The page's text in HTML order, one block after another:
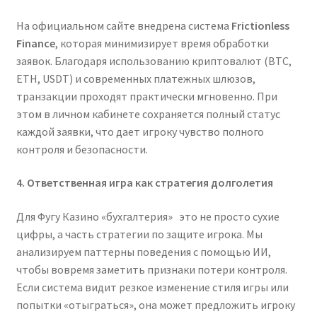
На официальном сайте внедрена система Frictionless
Finance, которая минимизирует время обработки
заявок. Благодаря использованию криптовалют (BTC,
ETH, USDT) и современных платежных шлюзов,
транзакции проходят практически мгновенно. При
этом в личном кабинете сохраняется полный статус
каждой заявки, что дает игроку чувство полного
контроля и безопасности.
4. Ответственная игра как стратегия долголетия
Для Фугу Казино «бухгалтерия» это не просто сухие
цифры, а часть стратегии по защите игрока. Мы
анализируем паттерны поведения с помощью ИИ,
чтобы вовремя заметить признаки потери контроля.
Если система видит резкое изменение стиля игры или
попытки «отыграться», она может предложить игроку